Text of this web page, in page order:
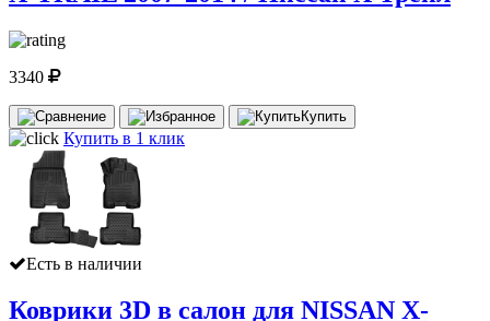
3340
Купить
Купить в 1 клик
Есть в наличии
Коврики 3D в салон для NISSAN X-